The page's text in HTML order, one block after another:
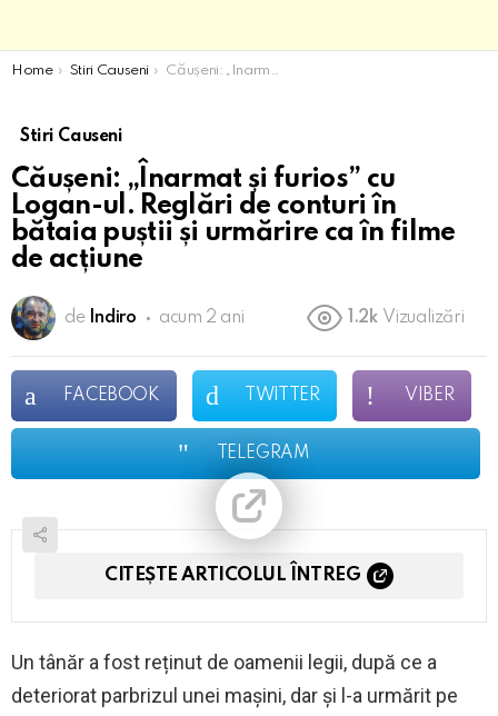
You are here:
Home Stiri Causeni Căușeni: „Înarmat și furios” cu Logan-ul. Reglări de conturi în bătaia puștii și urmărire ca în filme de acțiune
Stiri Causeni
Căușeni: „Înarmat și furios” cu
Logan-ul. Reglări de conturi în
bătaia puștii și urmărire ca în filme
de acțiune
de Indiro acum 2 ani 1.2k Vizualizări
FACEBOOK TWITTER VIBER
TELEGRAM
CITEȘTE ARTICOLUL ÎNTREG
Un tânăr a fost reținut de oamenii legii, după ce a
deteriorat parbrizul unei mașini, dar și l-a urmărit pe